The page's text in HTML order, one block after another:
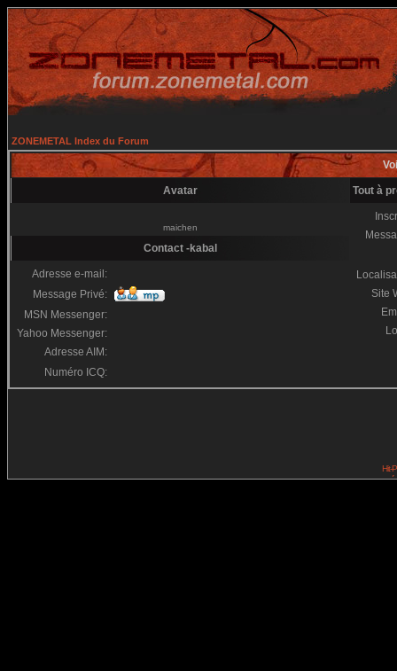
ZONEMETAL Index du Forum
Avatar Tout à
maichen
Site
Contact -kabal
Adresse e-mail:
Message Privé:
MSN Messenger:
Yahoo Messenger:
Adresse AIM:
Numéro ICQ: